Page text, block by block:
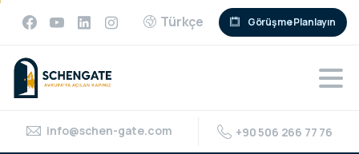
Türkçe Görüşme Planlayın
info@schen-gate.com +90 506 266 77 76